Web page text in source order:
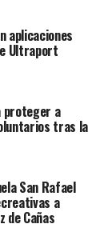
aplicaciones
Ultraport
proteger a
tras la
San Rafael
a
de Cañas